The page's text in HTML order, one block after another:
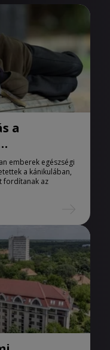
a
emberek egészségi
a kánikulában,
fordítanak az